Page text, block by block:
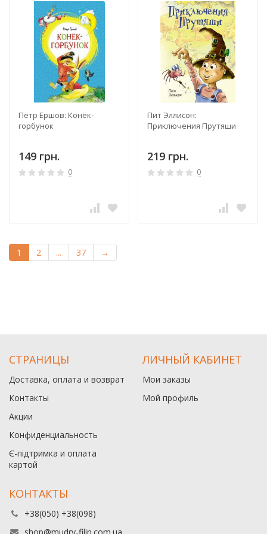
Петр Ершов: Конёк-
горбунок
149 грн.
0
Пит Эллисон:
Приключения Прутяши
219 грн.
0
1 2 ... 37 →
СТРАНИЦЫ
Доставка, оплата и возврат
Контакты
Акции
Конфиденциальность
Є-підтримка и оплата
картой
ЛИЧНЫЙ КАБИНЕТ
Мои заказы
Мой профиль
КОНТАКТЫ
+38(050) +38(098)